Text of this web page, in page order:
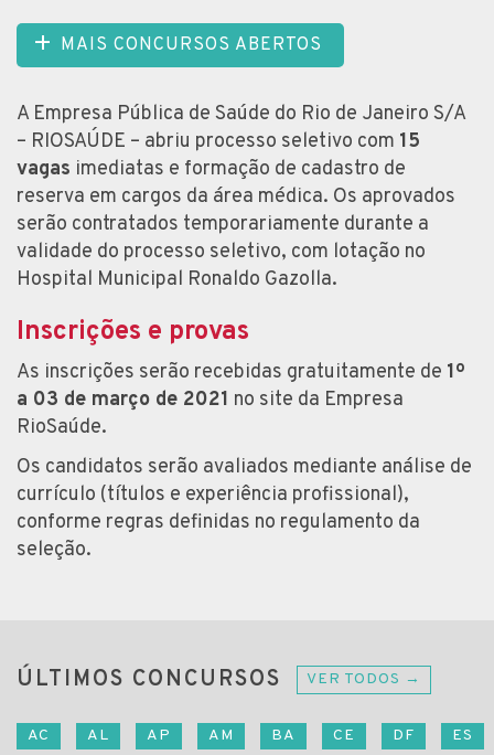
MAIS CONCURSOS ABERTOS
A Empresa Pública de Saúde do Rio de Janeiro S/A
– RIOSAÚDE – abriu processo seletivo com 15
vagas imediatas e formação de cadastro de
reserva em cargos da área médica. Os aprovados
serão contratados temporariamente durante a
validade do processo seletivo, com lotação no
Hospital Municipal Ronaldo Gazolla.
Inscrições e provas
As inscrições serão recebidas gratuitamente de 1º
a 03 de março de 2021 no site da Empresa
RioSaúde.
Os candidatos serão avaliados mediante análise de
currículo (títulos e experiência profissional),
conforme regras definidas no regulamento da
seleção.
ÚLTIMOS CONCURSOS VER TODOS →
AC AL AP AM BA CE DF ES